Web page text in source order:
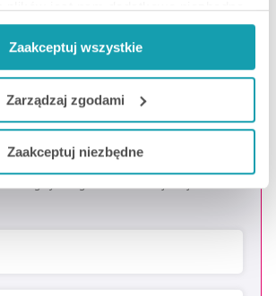
jest nam dodatkowo niezbędna
działania Portalu oraz jego
zależności od funkcji, dane o tym jak
witryny będą również przekazywane
marketingowych i analitycznych.
swoją zgodę i wybrać tylko
funkcje, z którymi wiąże się
o Twojej aktywności dokonaj
że nie wyrażasz zgody na
Zaakceptuj wszystkie
Zarządzaj zgodami
Zaakceptuj niezbędne
się do newslettera
KOD NA DARMOWĄ
DOSTAWĘ